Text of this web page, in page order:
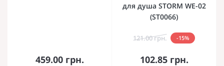
459.00 грн.
для душа STORM WE-02
(ST0066)
121.00 грн. -15%
102.85 грн.